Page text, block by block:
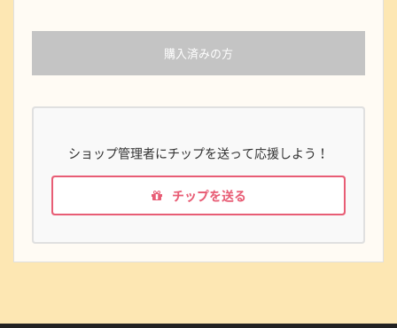
購入済みの方
ショップ管理者にチップを送って応援しよう！
チップを送る